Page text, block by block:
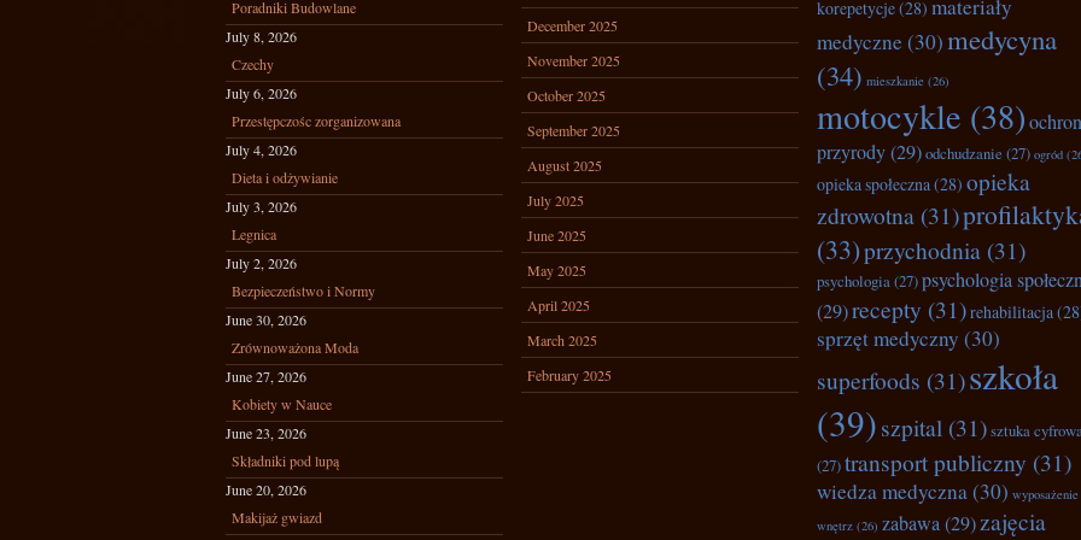
Poradniki Budowlane
July 8, 2026
Czechy
July 6, 2026
Przestępczośc zorganizowana
July 4, 2026
Dieta i odżywianie
July 3, 2026
Legnica
July 2, 2026
Bezpieczeństwo i Normy
June 30, 2026
Zrównoważona Moda
June 27, 2026
Kobiety w Nauce
June 23, 2026
Składniki pod lupą
June 20, 2026
Makijaż gwiazd
December 2025
November 2025
October 2025
September 2025
August 2025
July 2025
June 2025
May 2025
April 2025
March 2025
February 2025
korepetycje(28) materiały
medyczne (30)medycyna
(34) mieszkanie (26)
motocykle (38)
przyrody(29)odchudzanie (27) ogród
opieka społeczna(28) opieka
zdrowotna (31)
(33)przychodnia (31)
psychologia(27)psychologia
(29)recepty (31)rehabilitacja
sprzęt medyczny (30)
superfoods (31)szkoła
(39)szpital (31)sztuka
(27)transport publiczny (31)
wiedza medyczna(30) wyposażenie
wnętrz (26) zabawa(29)zajęcia